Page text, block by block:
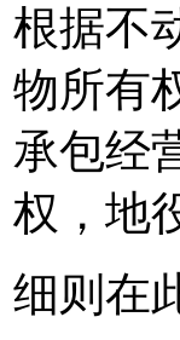
根据不
物所有
承包经
权，地
细则在